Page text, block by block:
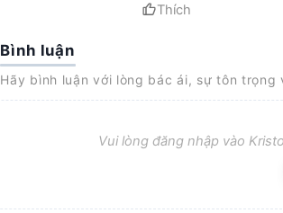
Thích
Bình luận
Hãy bình luận với lòng bác ái, sự tôn trọng
Vui lòng đăng nhập vào